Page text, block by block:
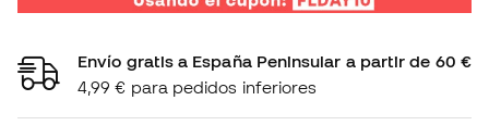
Envío gratis a España Peninsular a partir de 60 €
4,99 € para pedidos inferiores